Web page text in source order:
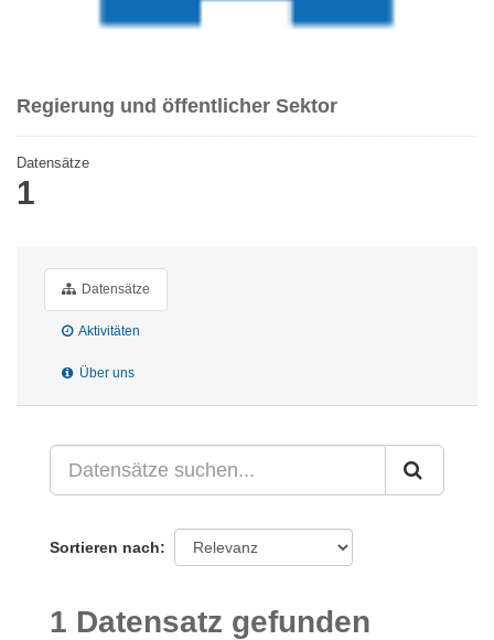
Regierung und öffentlicher Sektor
Datensätze
1
Datensätze
Aktivitäten
Über uns
Sortieren nach
1 Datensatz gefunden